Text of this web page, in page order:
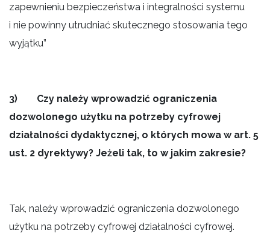
zapewnieniu bezpieczeństwa i integralności systemu
i nie powinny utrudniać skutecznego stosowania tego
wyjątku”
3) Czy należy wprowadzić ograniczenia
dozwolonego użytku na potrzeby cyfrowej
działalności dydaktycznej, o których mowa w art. 5
ust. 2 dyrektywy? Jeżeli tak, to w jakim zakresie?
Tak, należy wprowadzić ograniczenia dozwolonego
użytku na potrzeby cyfrowej działalności cyfrowej.